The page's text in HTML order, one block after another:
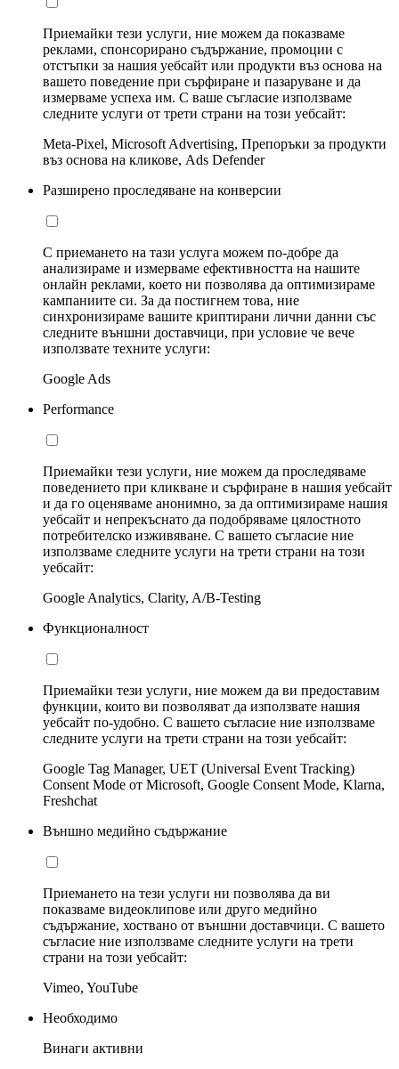
Приемайки тези услуги, ние можем да показваме
реклами, спонсорирано съдържание, промоции с
отстъпки за нашия уебсайт или продукти въз основа на
вашето поведение при сърфиране и пазаруване и да
измерваме успеха им. С ваше съгласие използваме
следните услуги от трети страни на този уебсайт:
Meta-Pixel, Microsoft Advertising, Препоръки за продукти
въз основа на кликове, Ads Defender
Разширено проследяване на конверсии
С приемането на тази услуга можем по-добре да
анализираме и измерваме ефективността на нашите
онлайн реклами, което ни позволява да оптимизираме
кампаниите си. За да постигнем това, ние
синхронизираме вашите криптирани лични данни със
следните външни доставчици, при условие че вече
използвате техните услуги:
Google Ads
Performance
Приемайки тези услуги, ние можем да проследяваме
поведението при кликване и сърфиране в нашия уебсайт
и да го оценяваме анонимно, за да оптимизираме нашия
уебсайт и непрекъснато да подобряваме цялостното
потребителско изживяване. С вашето съгласие ние
използваме следните услуги на трети страни на този
уебсайт:
Google Analytics, Clarity, A/B-Testing
Функционалност
Приемайки тези услуги, ние можем да ви предоставим
функции, които ви позволяват да използвате нашия
уебсайт по-удобно. С вашето съгласие ние използваме
следните услуги на трети страни на този уебсайт:
Google Tag Manager, UET (Universal Event Tracking)
Consent Mode от Microsoft, Google Consent Mode, Klarna,
Freshchat
Външно медийно съдържание
Приемането на тези услуги ни позволява да ви
показваме видеоклипове или друго медийно
съдържание, хоствано от външни доставчици. С вашето
съгласие ние използваме следните услуги на трети
страни на този уебсайт:
Vimeo, YouTube
Необходимо
Винаги активни